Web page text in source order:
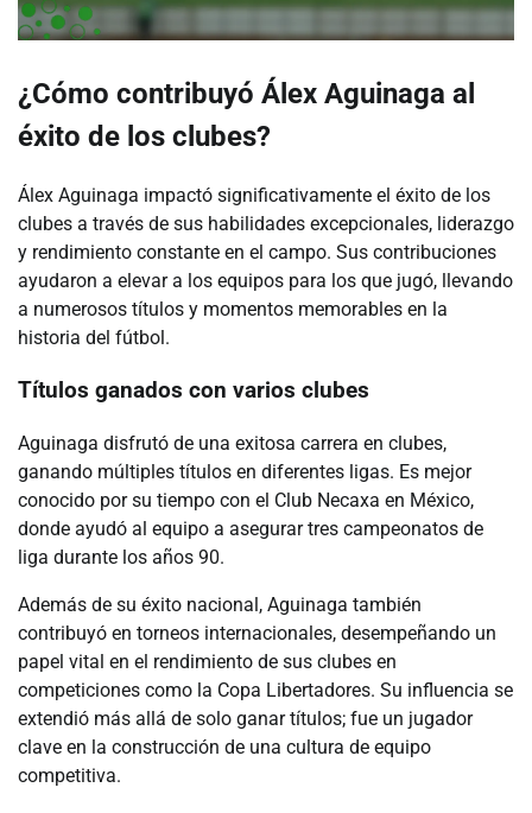
¿Cómo contribuyó Álex Aguinaga al
éxito de los clubes?
Álex Aguinaga impactó significativamente el éxito de los
clubes a través de sus habilidades excepcionales, liderazgo
y rendimiento constante en el campo. Sus contribuciones
ayudaron a elevar a los equipos para los que jugó, llevando
a numerosos títulos y momentos memorables en la
historia del fútbol.
Títulos ganados con varios clubes
Aguinaga disfrutó de una exitosa carrera en clubes,
ganando múltiples títulos en diferentes ligas. Es mejor
conocido por su tiempo con el Club Necaxa en México,
donde ayudó al equipo a asegurar tres campeonatos de
liga durante los años 90.
Además de su éxito nacional, Aguinaga también
contribuyó en torneos internacionales, desempeñando un
papel vital en el rendimiento de sus clubes en
competiciones como la Copa Libertadores. Su influencia se
extendió más allá de solo ganar títulos; fue un jugador
clave en la construcción de una cultura de equipo
competitiva.